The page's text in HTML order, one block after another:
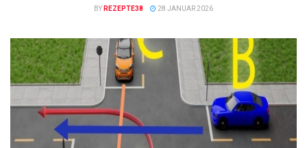
BY REZEPTE38 28 JANUAR 2026